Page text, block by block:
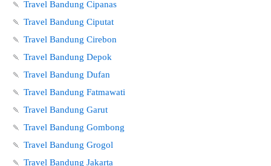
🍡 Travel Bandung Cipanas
🍡 Travel Bandung Ciputat
🍡 Travel Bandung Cirebon
🍡 Travel Bandung Depok
🍡 Travel Bandung Dufan
🍡 Travel Bandung Fatmawati
🍡 Travel Bandung Garut
🍡 Travel Bandung Gombong
🍡 Travel Bandung Grogol
🍡 Travel Bandung Jakarta